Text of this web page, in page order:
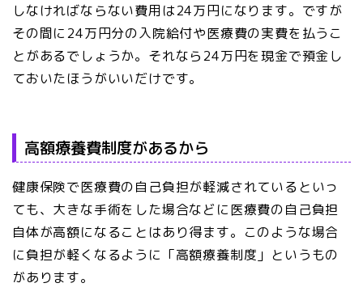
しなければならない費用は24万円になります。ですが
その間に24万円分の入院給付や医療費の実費を払うこ
とがあるでしょうか。それなら24万円を現金で預金し
ておいたほうがいいだけです。
高額療養費制度があるから
健康保険で医療費の自己負担が軽減されているといっ
ても、大きな手術をした場合などに医療費の自己負担
自体が高額になることはあり得ます。このような場合
に負担が軽くなるように「高額療養制度」というもの
があります。